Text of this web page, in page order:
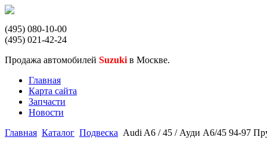
(495) 080-10-00
(495) 021-42-24
Продажа автомобилей Suzuki в Москве.
Главная
Карта сайта
Запчасти
Новости
Главная Каталог Подвеска Audi A6 / 45 / Ауди А6/45 94-97